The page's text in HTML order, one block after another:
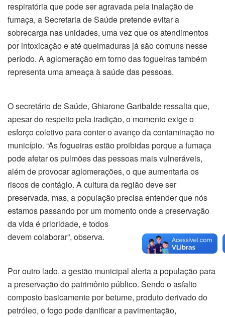
respiratória que pode ser agravada pela inalação de
fumaça, a Secretaria de Saúde pretende evitar a
sobrecarga nas unidades, uma vez que os atendimentos
por intoxicação e até queimaduras já são comuns nesse
período. A aglomeração em torno das fogueiras também
representa uma ameaça à saúde das pessoas.
O secretário de Saúde, Ghiarone Garibalde ressalta que,
apesar do respeito pela tradição, o momento exige o
esforço coletivo para conter o avanço da contaminação no
município. “As fogueiras estão proibidas porque a fumaça
pode afetar os pulmões das pessoas mais vulneráveis,
além de provocar aglomerações, o que aumentaria os
riscos de contágio. A cultura da região deve ser
preservada, mas, a população precisa entender que nós
estamos passando por um momento onde a preservação
da vida é prioridade, e todos
devem colaborar”, observa.
Por outro lado, a gestão municipal alerta a população para
a preservação do patrimônio público. Sendo o asfalto
composto basicamente por betume, produto derivado do
petróleo, o fogo pode danificar a pavimentação,